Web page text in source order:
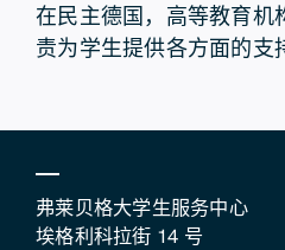
在民主德国，高等教育机
责为学生提供各方面的支
弗莱贝格大学生服务中心
埃格利科拉街 14 号